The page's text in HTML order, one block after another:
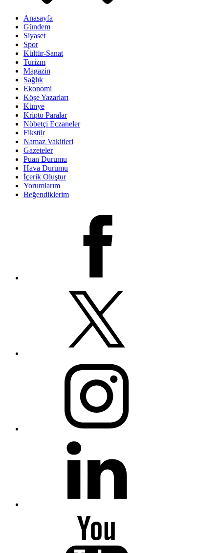
Anasayfa
Gündem
Siyaset
Spor
Kültür-Sanat
Turizm
Magazin
Sağlık
Ekonomi
Köşe Yazarları
Künye
Kripto Paralar
Nöbetçi Eczaneler
Fikstür
Namaz Vakitleri
Gazeteler
Puan Durumu
Hava Durumu
İçerik Oluştur
Yorumlarım
Beğendiklerim